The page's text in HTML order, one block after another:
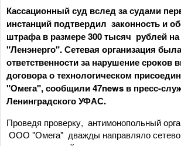
Кассационный суд вслед за судами
инстанций подтвердил законность и
штрафа в размере 300 тысяч рублей
"Ленэнерго". Сетевая организация
ответственности за нарушение сроков
договора о технологическом
"Омега", сообщили 47news в пресс-
Ленинградского УФАС.
Проведя проверку, антимонопольный
ООО "Омега" дважды направляло